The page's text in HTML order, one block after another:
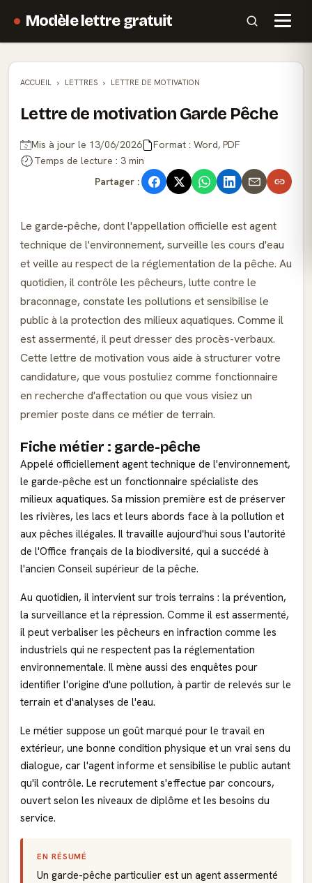
Modèle lettre gratuit
ACCUEIL LETTRES LETTRE DE MOTIVATION
Lettre de motivation Garde Pêche
Mis à jour le 13/06/2026
Format : Word, PDF
Temps de lecture : 3 min
Partager :
Le garde-pêche, dont l'appellation officielle est agent
technique de l'environnement, surveille les cours d'eau
et veille au respect de la réglementation de la pêche. Au
quotidien, il contrôle les pêcheurs, lutte contre le
braconnage, constate les pollutions et sensibilise le
public à la protection des milieux aquatiques. Comme il
est assermenté, il peut dresser des procès-verbaux.
Cette lettre de motivation vous aide à structurer votre
candidature, que vous postuliez comme fonctionnaire
en recherche d'affectation ou que vous visiez un
premier poste dans ce métier de terrain.
Fiche métier : garde-pêche
Appelé officiellement agent technique de l'environnement,
le garde-pêche est un fonctionnaire spécialiste des
milieux aquatiques. Sa mission première est de préserver
les rivières, les lacs et leurs abords face à la pollution et
aux pêches illégales. Il travaille aujourd'hui sous l'autorité
de l'Office français de la biodiversité, qui a succédé à
l'ancien Conseil supérieur de la pêche.
Au quotidien, il intervient sur trois terrains : la prévention,
la surveillance et la répression. Comme il est assermenté,
il peut verbaliser les pêcheurs en infraction comme les
industriels qui ne respectent pas la réglementation
environnementale. Il mène aussi des enquêtes pour
identifier l'origine d'une pollution, à partir de relevés sur le
terrain et d'analyses de l'eau.
Le métier suppose un goût marqué pour le travail en
extérieur, une bonne condition physique et un vrai sens du
dialogue, car l'agent informe et sensibilise le public autant
qu'il contrôle. Le recrutement s'effectue par concours,
ouvert selon les niveaux de diplôme et les besoins du
service.
EN RÉSUMÉ
Un garde-pêche particulier est un agent assermenté